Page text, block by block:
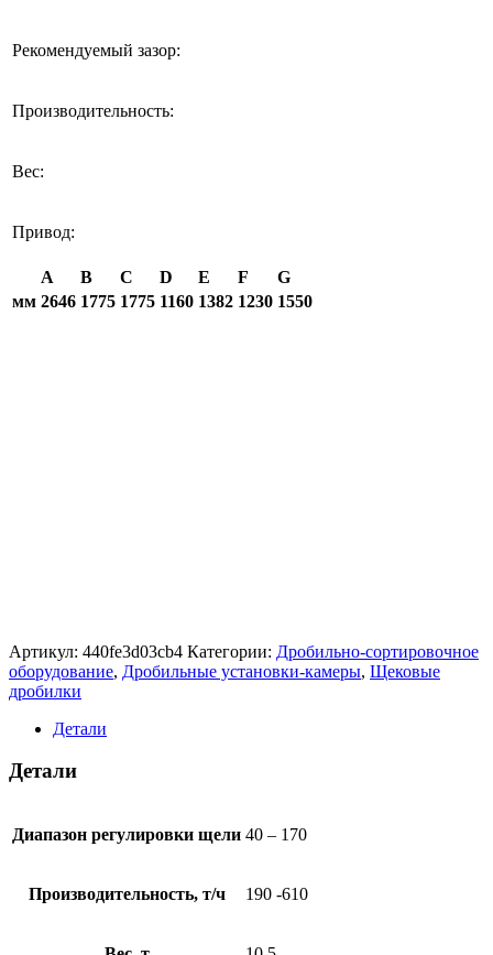
Рекомендуемый зазор:
Производительность:
Вес:
Привод:
A B C D E F
G
мм 2646 1775 1775 1160 1382 1230 1550
Артикул: 440fe3d03cb4 Категории: Дробильно-сортировочное
оборудование, Дробильные установки-камеры, Щековые
дробилки
Детали
Детали
Диапазон регулировки щели 40 – 170
Производительность, т/ч 190 -610